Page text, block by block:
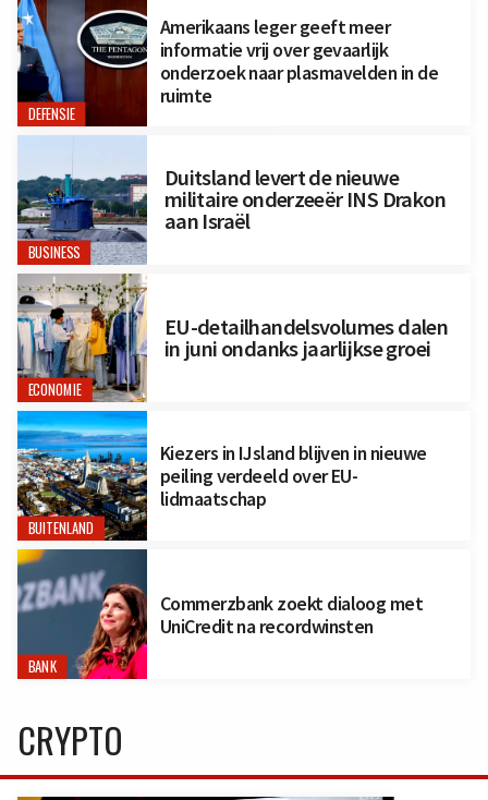
DEFENSIE
Amerikaans leger geeft meer
informatie vrij over gevaarlijk
onderzoek naar plasmavelden in de
ruimte
BUSINESS
Duitsland levert de nieuwe
militaire onderzeeër INS Drakon
aan Israël
ECONOMIE
EU-detailhandelsvolumes dalen
in juni ondanks jaarlijkse groei
BUITENLAND
Kiezers in IJsland blijven in nieuwe
peiling verdeeld over EU-
lidmaatschap
BANK
Commerzbank zoekt dialoog met
UniCredit na recordwinsten
CRYPTO